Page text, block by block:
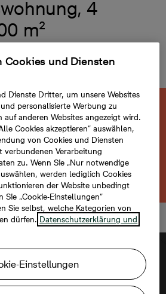
4
m²
ist ausverkauft.
weitere Angebote an
Cookies und Diensten
Dienste Dritter, um unsere Websites
personalisierte Werbung zu
anderen Websites angezeigt wird.
Cookies akzeptieren“ auswählen,
von Cookies und Diensten
verbundenen Verarbeitung
zu. Wenn Sie „Nur notwendige
werden lediglich Cookies
der Website unbedingt
Sie „Cookie-Einstellungen“
Sie selbst, welche Kategorien von
dürfen. Datenschutzerklärung und
Einstellungen